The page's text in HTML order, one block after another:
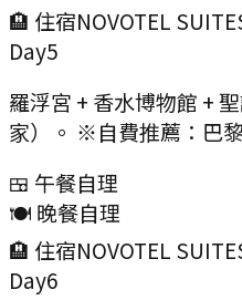
🏨 住宿NOVOTEL
Day5
羅浮宮 + 香水博物館 +
家）。 ※自費推薦：巴
🍱 午餐自理
🍽️ 晚餐自理
🏨 住宿NOVOTEL
Day6